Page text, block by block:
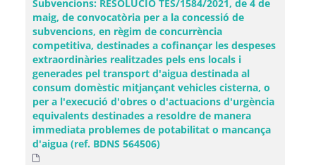
Subvencions: RESOLUCIÓ TES/1584/2021, de 4 de
maig, de convocatòria per a la concessió de
subvencions, en règim de concurrència
competitiva, destinades a cofinançar les despeses
extraordinàries realitzades pels ens locals i
generades pel transport d'aigua destinada al
consum domèstic mitjançant vehicles cisterna, o
per a l'execució d'obres o d'actuacions d'urgència
equivalents destinades a resoldre de manera
immediata problemes de potabilitat o mancança
d'aigua (ref. BDNS 564506)